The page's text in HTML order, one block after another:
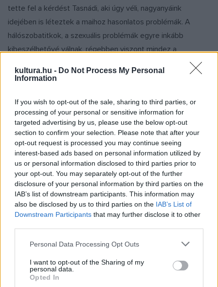
kultura.hu - Do Not Process My Personal
Information
If you wish to opt-out of the sale, sharing to third parties, or
processing of your personal or sensitive information for
targeted advertising by us, please use the below opt-out
section to confirm your selection. Please note that after your
opt-out request is processed you may continue seeing
interest-based ads based on personal information utilized by
us or personal information disclosed to third parties prior to
your opt-out. You may separately opt-out of the further
disclosure of your personal information by third parties on the
IAB’s list of downstream participants. This information may
also be disclosed by us to third parties on the IAB’s List of
Downstream Participants that may further disclose it to other
Please note that this website/app uses one or more Google
not limited to your visit or usage behaviour. You may click to
grant or deny consent to Google and its third-party tags to
use your data for below specified purposes in below Google
Personal Data Processing Opt Outs
I want to opt-out of the Sharing of my
personal data.
Opted In
tette fel a kérdést Tasnádi, aki úgy véli, nagyanyáink
idejében is léteztek a maihoz hasonlatos problémák. A
hálószobatitkok, a szexuális problémák egyre inkább
kibeszélhetővé válnak, régebben viszont mindez a
A rendező felidézte, régebben a vagyon megtartása
érdekében a felek egymás mellett maradtak még akkor is,
ha cserébe boldogtalanság, szexuális elhidegülés kísérte
végig az együtt leélt évtizedeket. ?Nem túlzás azt mondani,
hogy ötven-nyolcvan évvel ezelőtt bizony gazdasági
kényszerből házasodtak és maradtak együtt a felek.
Nagyanyáink, dédszüleink idejében az egyéni karrier, a
gazdasági boldogulás, a pénz hajszolása egyáltalán nem
tartozott a boldogság központú élet alapfeltételei közé,
ellentétben a 21. század társadalmi felfogásával, miszerint
egyenjogúságukat.?